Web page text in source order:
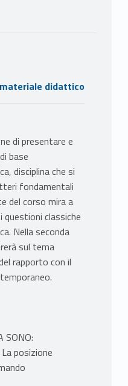
materiale didattico
di presentare e
base
disciplina che si
fondamentali
del corso mira a
classiche
Nella seconda
sul tema
rapporto con il
SONO:
posizione